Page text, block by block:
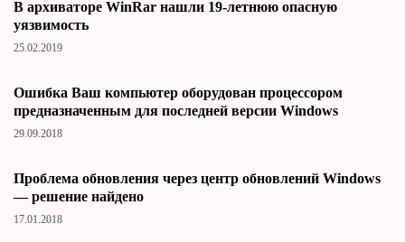
В архиваторе WinRar нашли 19-летнюю опасную
уязвимость
25.02.2019
Ошибка Ваш компьютер оборудован процессором
предназначенным для последней версии Windows
29.09.2018
Проблема обновления через центр обновлений Windows
— решение найдено
17.01.2018